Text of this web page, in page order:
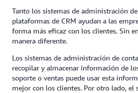
Tanto los sistemas de administración
plataformas de CRM ayudan a las
forma más eficaz con los clientes. Sin
manera diferente.
Los sistemas de administración de
recopilar y almacenar información de
soporte o ventas puede usar esta
mejor con los clientes. Por otro lado, el